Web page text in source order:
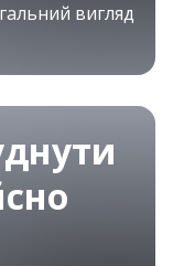
вигляд